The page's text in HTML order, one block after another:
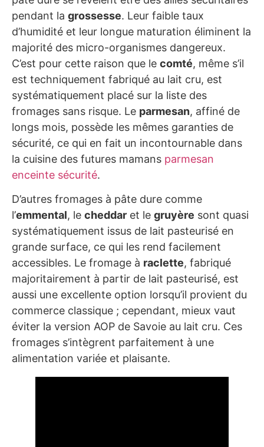
pendant la grossesse. Leur faible taux
d’humidité et leur longue maturation éliminent la
majorité des micro-organismes dangereux.
C’est pour cette raison que le comté, même s’il
est techniquement fabriqué au lait cru, est
systématiquement placé sur la liste des
fromages sans risque. Le parmesan, affiné de
longs mois, possède les mêmes garanties de
sécurité, ce qui en fait un incontournable dans
la cuisine des futures mamans parmesan
enceinte sécurité.
D’autres fromages à pâte dure comme
l’emmental, le cheddar et le gruyère sont quasi
systématiquement issus de lait pasteurisé en
grande surface, ce qui les rend facilement
accessibles. Le fromage à raclette, fabriqué
majoritairement à partir de lait pasteurisé, est
aussi une excellente option lorsqu’il provient du
commerce classique ; cependant, mieux vaut
éviter la version AOP de Savoie au lait cru. Ces
fromages s’intègrent parfaitement à une
alimentation variée et plaisante.